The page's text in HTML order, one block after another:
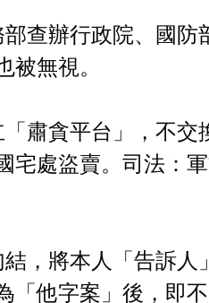
查辦行政院、國防
被無視。
肅貪平台」，不交
宅處盜賣。司法：
，將本人「告訴人
「他字案」後，即